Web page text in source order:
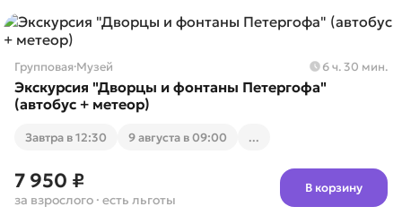
Групповая·Музей 6 ч. 30 мин.
Экскурсия "Дворцы и фонтаны Петергофа"
(автобус + метеор)
Завтра в 12:30 9 августа в 09:00 ...
7 950 ₽
за взрослого · есть льготы
В корзину